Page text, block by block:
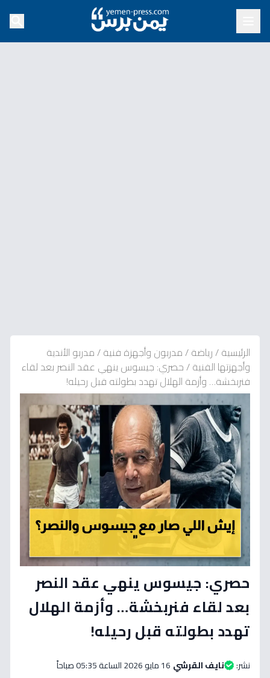
الرئيسية/رياضة/مدربون وأجهزة فنية/مدربو الأندية
وأجهزتها الفنية/حصري: جيسوس ينهي عقد النصر بعد لقاء
فنربخشة… وأزمة الهلال تهدد بطولته قبل رحيله!
حصري: جيسوس ينهي عقد النصر
بعد لقاء فنربخشة… وأزمة الهلال
تهدد بطولته قبل رحيله!
نشر: نايف القرشي 16 مايو 2026 الساعة 05:35 صباحاً